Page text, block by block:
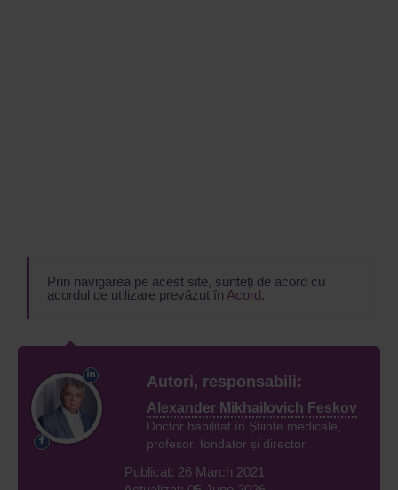
Prin navigarea pe acest site, sunteți de acord cu
acordul de utilizare prevăzut în Acord.
Autori, responsabili:
Alexander Mikhailovich Feskov
Doctor habilitat în Științe medicale,
profesor, fondator și director
Publicat: 26 March 2021